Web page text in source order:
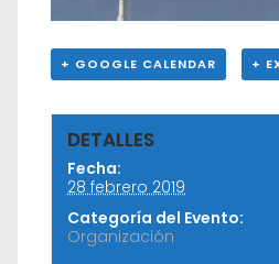
+ GOOGLE CALENDAR +
DETALLES
Fecha:
28 febrero 2019
Categoría del Evento:
Organización